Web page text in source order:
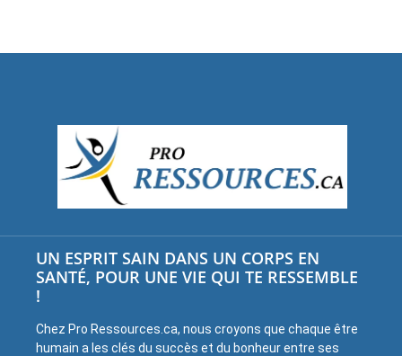
UN ESPRIT SAIN DANS UN CORPS EN
SANTÉ, POUR UNE VIE QUI TE RESSEMBLE
!
Chez Pro Ressources.ca, nous croyons que chaque être
humain a les clés du succès et du bonheur entre ses